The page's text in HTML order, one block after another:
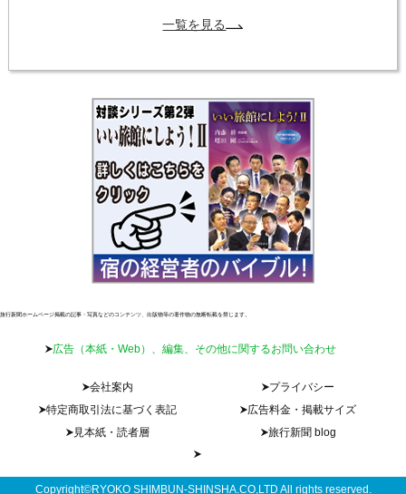
一覧を見る
旅行新聞ホームページ掲載の記事・写真などのコンテンツ、出版物等の著作物の無断転載を禁じます。
広告（本紙・Web）、編集、その他に関するお問い合わせ
会社案内
プライバシー
特定商取引法に基づく表記
広告料金・掲載サイズ
見本紙・読者層
旅行新聞 blog
Copyright©RYOKO SHIMBUN-SHINSHA.CO,LTD All rights reserved.